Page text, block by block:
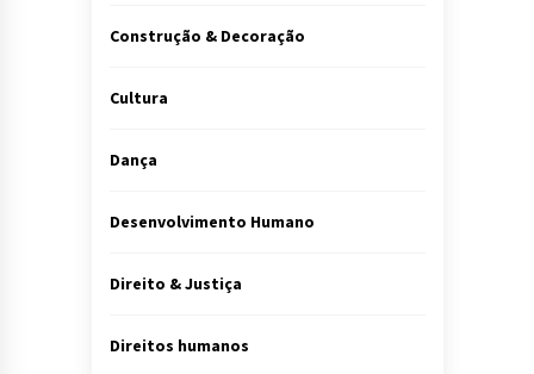
Construção & Decoração
Cultura
Dança
Desenvolvimento Humano
Direito & Justiça
Direitos humanos